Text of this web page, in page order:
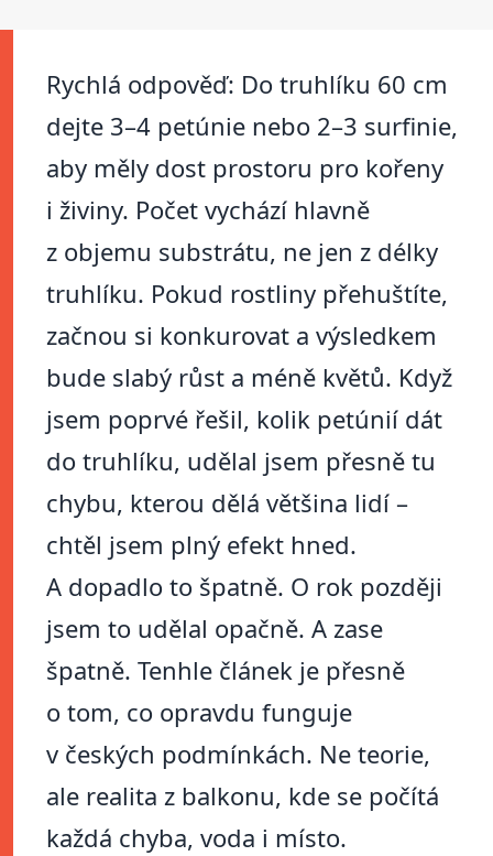
Rychlá odpověď: Do truhlíku 60 cm
dejte 3–4 petúnie nebo 2–3 surfinie,
aby měly dost prostoru pro kořeny
i živiny. Počet vychází hlavně
z objemu substrátu, ne jen z délky
truhlíku. Pokud rostliny přehuštíte,
začnou si konkurovat a výsledkem
bude slabý růst a méně květů. Když
jsem poprvé řešil, kolik petúnií dát
do truhlíku, udělal jsem přesně tu
chybu, kterou dělá většina lidí –
chtěl jsem plný efekt hned.
A dopadlo to špatně. O rok později
jsem to udělal opačně. A zase
špatně. Tenhle článek je přesně
o tom, co opravdu funguje
v českých podmínkách. Ne teorie,
ale realita z balkonu, kde se počítá
každá chyba, voda i místo.